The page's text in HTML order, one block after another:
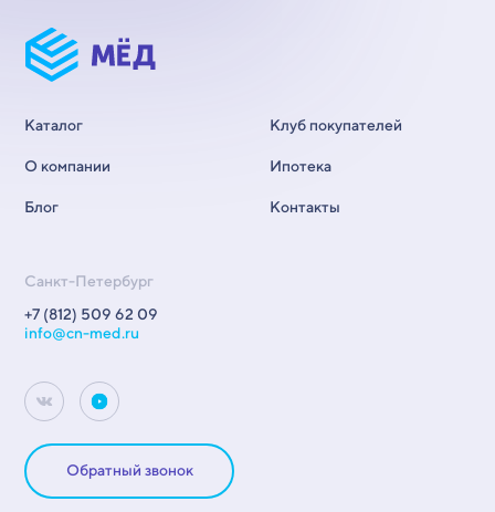
Каталог
О компании
Блог
Клуб покупателей
Ипотека
Контакты
Санкт-Петербург
+7 (812) 509 62 09
info@cn-med.ru
Обратный звонок